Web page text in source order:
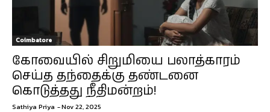
Coimbatore
கோவையில் சிறுமியை பலாத்காரம்
செய்த தந்தைக்கு தண்டனை
கொடுத்தது நீதிமன்றம்!
Sathiya Priya -Nov 22, 2025